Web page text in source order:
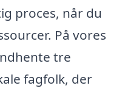
proces, når du
På vores
tre
fagfolk, der